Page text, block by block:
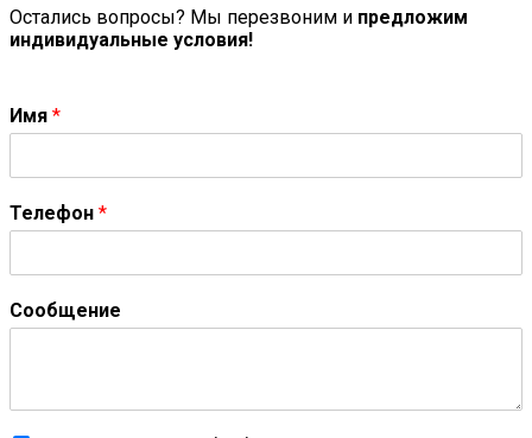
Остались вопросы? Мы перезвоним и предложим
индивидуальные условия!
Имя *
Телефон *
Сообщение